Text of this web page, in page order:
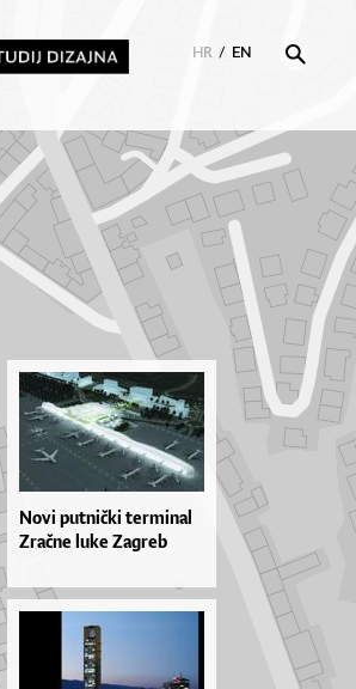
HR / EN
No­vi put­ni­čki ter­mi­nal
Zra­čne lu­ke Za­greb